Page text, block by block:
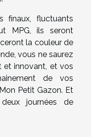
finaux, fluctuants
MPG, ils seront
la couleur de
vous ne saurez
et innovant, et vos
de vos
Petit Gazon. Et
journées de